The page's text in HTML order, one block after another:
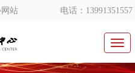
站 电话：13991351557
切
换
导